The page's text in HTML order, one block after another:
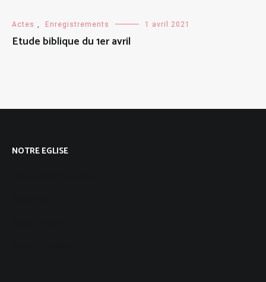
Actes , Enregistrements 1 avril 2021
Etude biblique du 1er avril
NOTRE EGLISE